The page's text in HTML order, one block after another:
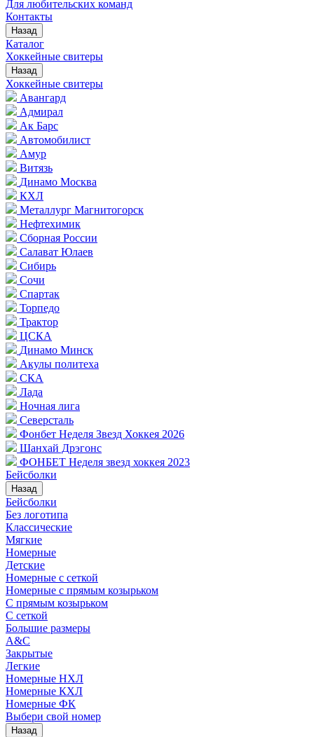
Для любительских команд
Контакты
Назад
Каталог
Хоккейные свитеры
Назад
Хоккейные свитеры
Авангард
Адмирал
Ак Барс
Автомобилист
Амур
Витязь
Динамо Москва
КХЛ
Металлург Магнитогорск
Нефтехимик
Сборная России
Салават Юлаев
Сибирь
Сочи
Спартак
Торпедо
Трактор
ЦСКА
Динамо Минск
Акулы политеха
СКА
Лада
Ночная лига
Северсталь
Фонбет Неделя Звезд Хоккея 2026
Шанхай Дрэгонс
ФОНБЕТ Неделя звезд хоккея 2023
Бейсболки
Назад
Бейсболки
Без логотипа
Классические
Мягкие
Номерные
Детские
Номерные с сеткой
Номерные с прямым козырьком
С прямым козырьком
С сеткой
Большие размеры
A&C
Закрытые
Легкие
Номерные НХЛ
Номерные КХЛ
Номерные ФК
Выбери свой номер
Назад